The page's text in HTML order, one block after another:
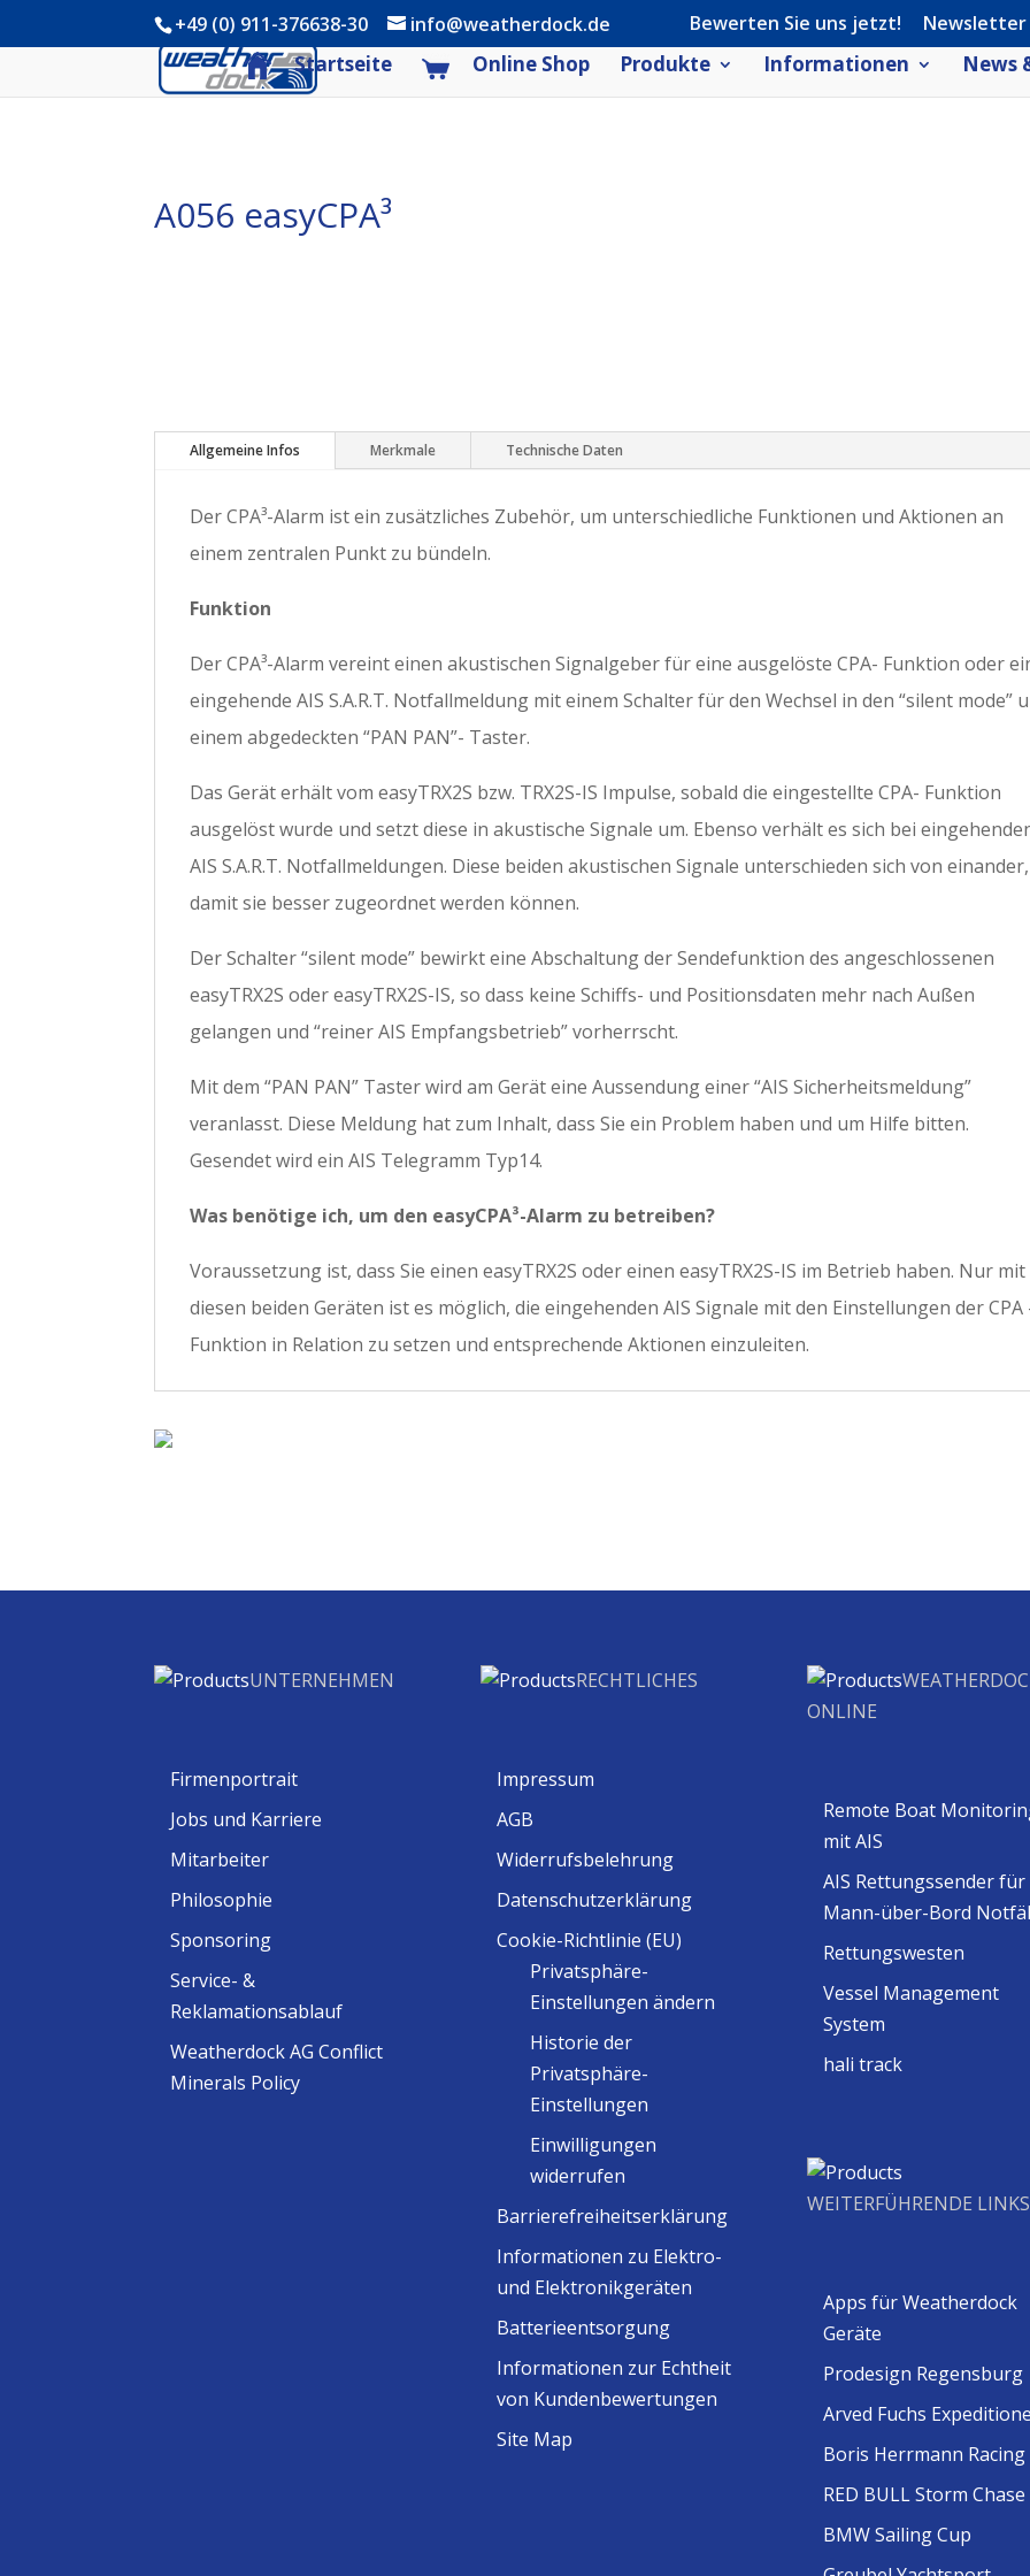
+49 (0) 911-376638-30 info@weatherdock.de Bewerten Sie uns jetzt! Newsletter
Startseite Online Shop Produkte Informationen News
A056 easyCPA³
Allgemeine Infos Merkmale Technische Daten
Der CPA³-Alarm ist ein zusätzliches Zubehör, um unterschiedliche Funktionen und Aktionen an
einem zentralen Punkt zu bündeln.
Funktion
Der CPA³-Alarm vereint einen akustischen Signalgeber für eine ausgelöste CPA- Funktion oder
eingehende AIS S.A.R.T. Notfallmeldung mit einem Schalter für den Wechsel in den “silent mode”
einem abgedeckten “PAN PAN”- Taster.
Das Gerät erhält vom easyTRX2S bzw. TRX2S-IS Impulse, sobald die eingestellte CPA- Funktion
ausgelöst wurde und setzt diese in akustische Signale um. Ebenso verhält es sich bei
AIS S.A.R.T. Notfallmeldungen. Diese beiden akustischen Signale unterschieden sich von einander,
damit sie besser zugeordnet werden können.
Der Schalter “silent mode” bewirkt eine Abschaltung der Sendefunktion des angeschlossenen
easyTRX2S oder easyTRX2S-IS, so dass keine Schiffs- und Positionsdaten mehr nach Außen
gelangen und “reiner AIS Empfangsbetrieb” vorherrscht.
Mit dem “PAN PAN” Taster wird am Gerät eine Aussendung einer “AIS Sicherheitsmeldung”
veranlasst. Diese Meldung hat zum Inhalt, dass Sie ein Problem haben und um Hilfe bitten.
Gesendet wird ein AIS Telegramm Typ14.
Was benötige ich, um den easyCPA³-Alarm zu betreiben?
Voraussetzung ist, dass Sie einen easyTRX2S oder einen easyTRX2S-IS im Betrieb haben. Nur mit
diesen beiden Geräten ist es möglich, die eingehenden AIS Signale mit den Einstellungen der CPA
Funktion in Relation zu setzen und entsprechende Aktionen einzuleiten.
UNTERNEHMEN
Firmenportrait
Jobs und Karriere
Mitarbeiter
Philosophie
Sponsoring
Service- &
Reklamationsablauf
Weatherdock AG Conflict
Minerals Policy
RECHTLICHES
Impressum
AGB
Widerrufsbelehrung
Datenschutzerklärung
Cookie-Richtlinie (EU)
Privatsphäre-
Einstellungen ändern
Historie der
Privatsphäre-
Einstellungen
Einwilligungen
widerrufen
Barrierefreiheitserklärung
Informationen zu Elektro-
und Elektronikgeräten
Batterieentsorgung
Informationen zur Echtheit
von Kundenbewertungen
Site Map
ONLINE
Remote Boat
mit AIS
AIS Rettungssender für
Mann-über-Bord
Rettungswesten
Vessel Management
System
hali track
WEITERFÜHRENDE LINKS
Apps für Weatherdock
Geräte
Prodesign Regensburg
Arved Fuchs
Boris Herrmann Racing
RED BULL Storm Chase
BMW Sailing Cup